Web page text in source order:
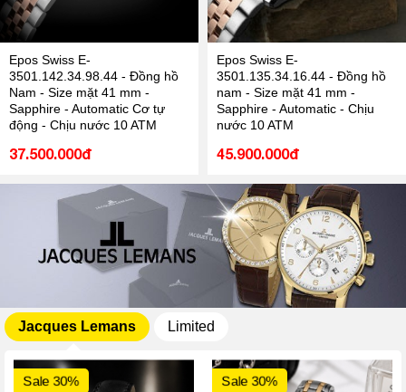
Epos Swiss E-
3501.142.34.98.44 - Đồng hồ
Nam - Size mặt 41 mm -
Sapphire - Automatic Cơ tự
động - Chịu nước 10 ATM
37.500.000đ
Epos Swiss E-
3501.135.34.16.44 - Đồng hồ
nam - Size mặt 41 mm -
Sapphire - Automatic - Chịu
nước 10 ATM
45.900.000đ
Jacques Lemans Limited
Sale 30% Sale 30%